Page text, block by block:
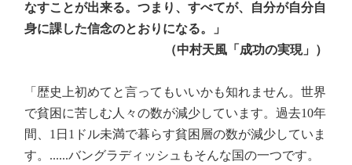
なすことが出来る。つまり、すべてが、自分が自分自
身に課した信念のとおりになる。」
（中村天風「成功の実現」）
「歴史上初めてと言ってもいいかも知れません。世界
で貧困に苦しむ人々の数が減少しています。過去10年
間、1日1ドル未満で暮らす貧困層の数が減少していま
す。......バングラディッシュもそんな国の一つです。